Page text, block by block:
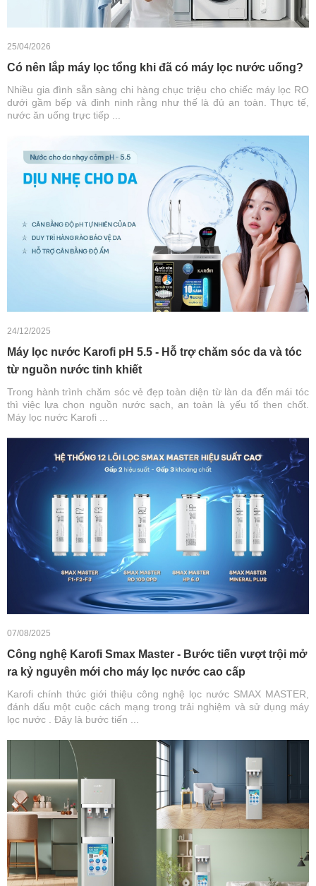
25/04/2026
Có nên lắp máy lọc tổng khi đã có máy lọc nước uống?
Nhiều gia đình sẵn sàng chi hàng chục triệu cho chiếc máy lọc RO
dưới gầm bếp và đinh ninh rằng như thế là đủ an toàn. Thực tế,
nước ăn uống trực tiếp ...
24/12/2025
Máy lọc nước Karofi pH 5.5 - Hỗ trợ chăm sóc da và tóc
từ nguồn nước tinh khiết
Trong hành trình chăm sóc vẻ đẹp toàn diện từ làn da đến mái tóc
thì việc lựa chọn nguồn nước sạch, an toàn là yếu tố then chốt.
Máy lọc nước Karofi ...
07/08/2025
Công nghệ Karofi Smax Master - Bước tiến vượt trội mở
ra kỷ nguyên mới cho máy lọc nước cao cấp
Karofi chính thức giới thiệu công nghệ lọc nước SMAX MASTER,
đánh dấu một cuộc cách mạng trong trải nghiệm và sử dụng máy
lọc nước . Đây là bước tiến ...